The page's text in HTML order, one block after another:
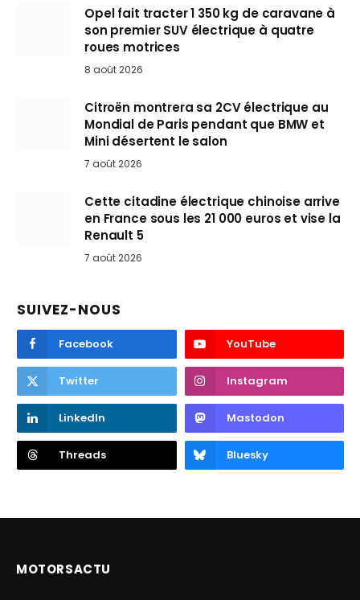
Opel fait tracter 1 350 kg de caravane à
son premier SUV électrique à quatre
roues motrices
8 août 2026
Citroën montrera sa 2CV électrique au
Mondial de Paris pendant que BMW et
Mini désertent le salon
7 août 2026
Cette citadine électrique chinoise arrive
en France sous les 21 000 euros et vise la
Renault 5
7 août 2026
SUIVEZ-NOUS
Facebook YouTube
Twitter Instagram
LinkedIn Mastodon
Threads Bluesky
MOTORSACTU